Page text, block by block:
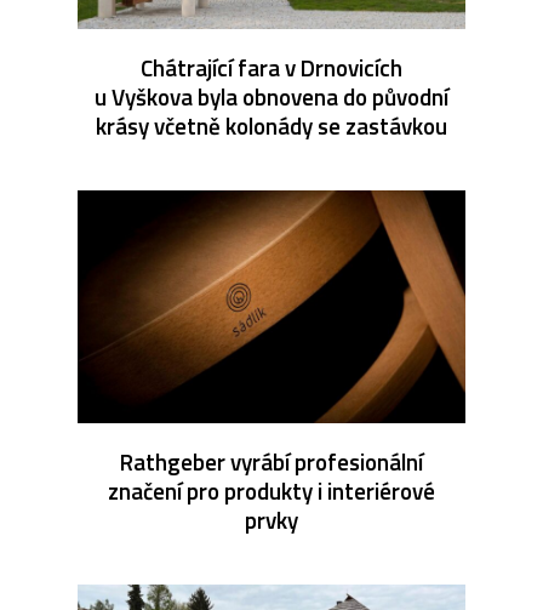
Chátrající fara v Drnovicích
u Vyškova byla obnovena do původní
krásy včetně kolonády se zastávkou
Rathgeber vyrábí profesionální
značení pro produkty i interiérové
prvky